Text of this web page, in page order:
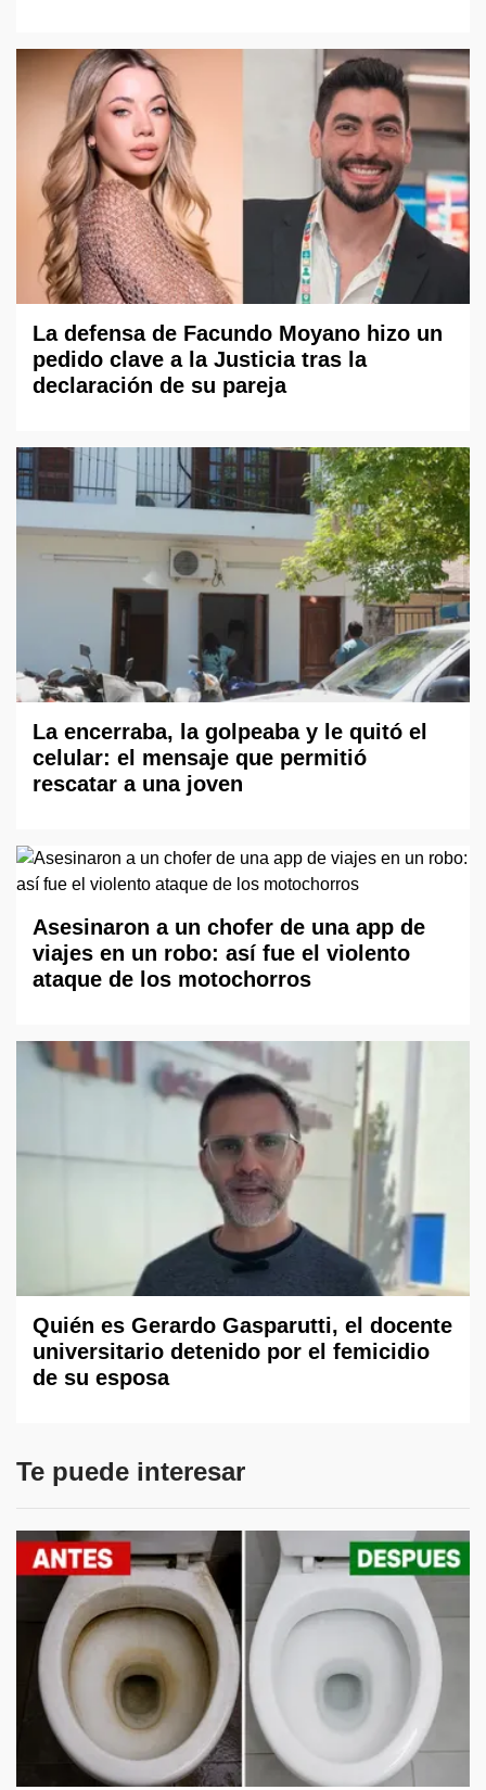
La defensa de Facundo Moyano hizo un
pedido clave a la Justicia tras la
declaración de su pareja
La encerraba, la golpeaba y le quitó el
celular: el mensaje que permitió
rescatar a una joven
Asesinaron a un chofer de una app de
viajes en un robo: así fue el violento
ataque de los motochorros
Quién es Gerardo Gasparutti, el docente
universitario detenido por el femicidio
de su esposa
Te puede interesar